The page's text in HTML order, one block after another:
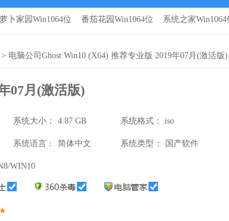
萝卜家园Win1064位 番茄花园Win1064位 系统之家Win1064
> 电脑公司Ghost Win10 (X64) 推荐专业版 2019年07月(激活版)
07月(激活版)
系统大小： 4.87 GB 系统格式： .iso
系统语言： 简体中文 系统类型： 国产软件
WIN10